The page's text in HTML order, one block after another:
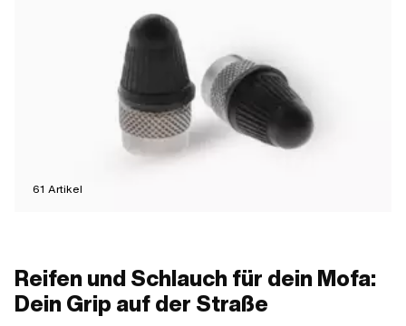
61 Artikel
Reifen und Schlauch für dein Mofa:
Dein Grip auf der Straße